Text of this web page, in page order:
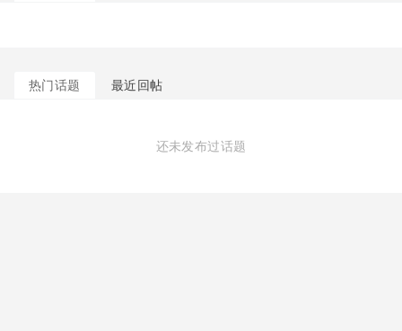
热门话题 最近回帖
还未发布过话题